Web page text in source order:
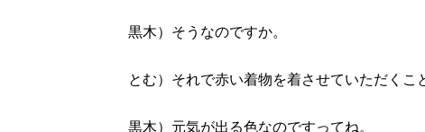
黒木）そうなのですか。
とむ）それで赤い着物を着させていただくこ
黒木）元気が出る色なのですってね。